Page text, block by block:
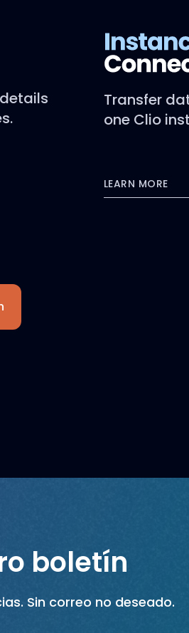
Transfer
one Clio
LEARN MORE
boletín
Sin correo no deseado.